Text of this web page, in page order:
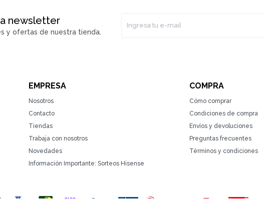
newsletter
y ofertas de nuestra tienda.
EMPRESA
Nosotros
Contacto
Tiendas
Trabaja con nosotros
Novedades
Información Importante: Sorteos Hisense
COMPRA
Cómo comprar
Condiciones de compra
Envíos y devoluciones
Preguntas frecuentes
Términos y condiciones